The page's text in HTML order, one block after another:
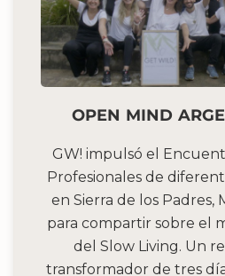
OPEN MIND
GW! impulsó el
Profesionales de
en Sierra de los Padres,
para compartir sobre el
del Slow Living. Un
transformador de tres